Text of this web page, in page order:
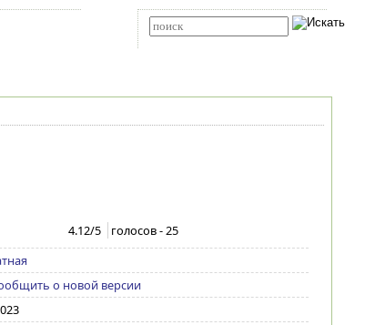
4.12/5 голосов -25
о новой версии